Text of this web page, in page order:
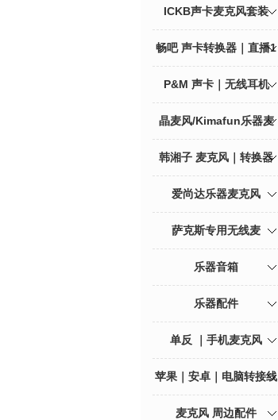
卡｜无线耳机
ICKB声卡麦克风套装
畅吧 声卡转换器｜直播1
号
P&M 声卡｜无线耳机
晶麦风/Kimafun乐器麦
韩湘子 麦克风｜转换器
爱尚达乐器麦克风
萨克斯专用无线麦
乐器音箱
乐器配件
单反 ｜手机麦克风
苹果｜安卓｜电脑转接线
麦克风 周边配件